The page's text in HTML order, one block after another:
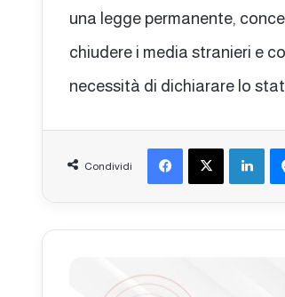
una legge permanente,
chiudere i media stranieri e
necessità di dichiarare lo
Condividi
Facebook X LinkedIn